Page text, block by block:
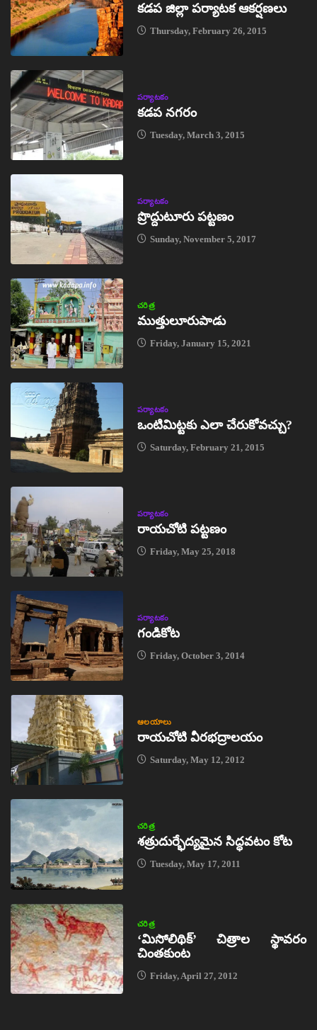
కడప జిల్లా పర్యాటక ఆకర్షణలు
Thursday, February 26, 2015
పర్యాటకం
కడప నగరం
Tuesday, March 3, 2015
పర్యాటకం
ప్రొద్దుటూరు పట్టణం
Sunday, November 5, 2017
చరిత్ర
ముత్తులూరుపాడు
Friday, January 15, 2021
పర్యాటకం
ఒంటిమిట్టకు ఎలా చేరుకోవచ్చు?
Saturday, February 21, 2015
పర్యాటకం
రాయచోటి పట్టణం
Friday, May 25, 2018
పర్యాటకం
గండికోట
Friday, October 3, 2014
ఆలయాలు
రాయచోటి వీరభద్రాలయం
Saturday, May 12, 2012
చరిత్ర
శత్రుదుర్భేద్యమైన సిద్ధవటం కోట
Tuesday, May 17, 2011
చరిత్ర
‘మిసోలిథిక్‌’ చిత్రాల స్థావరం
చింతకుంట
Friday, April 27, 2012